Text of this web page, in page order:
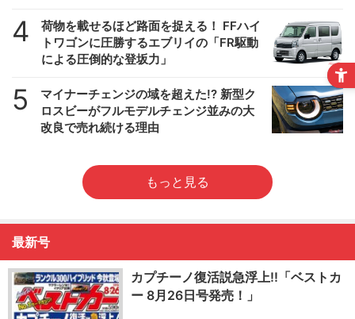
4
荷物を載せるほど路面を捉える！ FFハイ
トワゴンに圧勝するエブリイの「FR駆動
による圧倒的な登坂力」
5
マイナーチェンジの域を超えた!? 新型ク
ロスビーがフルモデルチェンジ並みの大
改良で売れ続ける理由
もっと見る
最新号
カプチーノ復活説急浮上!!「ベストカ
ー 8月26日号発売！」